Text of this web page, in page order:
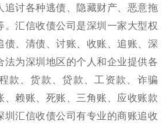
追讨各种逃债、隐藏财产、恶意拖
。汇信收债公司是深圳一家大型权
债、清债、讨账、收账、追账、深
法为深圳地区的个人和企业提供各
款、货款、贷款、工资款、诈骗
、赖账、死账、三角账、应收账款
圳汇信收债公司有专业的商账追收